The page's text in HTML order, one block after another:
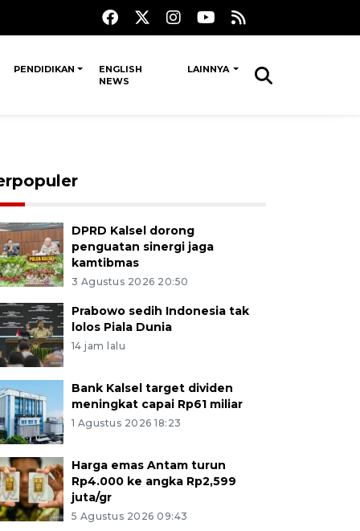
PENDIDIKAN
ENGLISH
NEWS
LAINNYA
DPRD Kalsel dorong
penguatan sinergi jaga
kamtibmas
3 Agustus 2026 20:50
Prabowo sedih Indonesia tak
lolos Piala Dunia
14 jam lalu
Bank Kalsel target dividen
meningkat capai Rp61 miliar
1 Agustus 2026 18:23
Harga emas Antam turun
Rp4.000 ke angka Rp2,599
juta/gr
5 Agustus 2026 09:43